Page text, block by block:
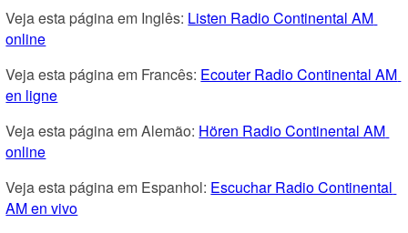
Veja esta página em Inglês: Listen Radio Continental AM
online
Veja esta página em Francês: Ecouter Radio Continental AM
en ligne
Veja esta página em Alemão: Hören Radio Continental AM
online
Veja esta página em Espanhol: Escuchar Radio Continental
AM en vivo